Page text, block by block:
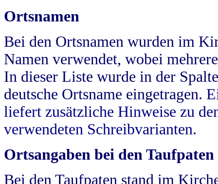
Ortsnamen
Bei den Ortsnamen wurden im
Namen verwendet, wobei
In dieser Liste wurde in der
deutsche Ortsname eingetragen.
liefert zusätzliche Hinweise zu
verwendeten Schreibvarianten.
Ortsangaben bei den Taufpaten
Bei den Taufpaten stand im